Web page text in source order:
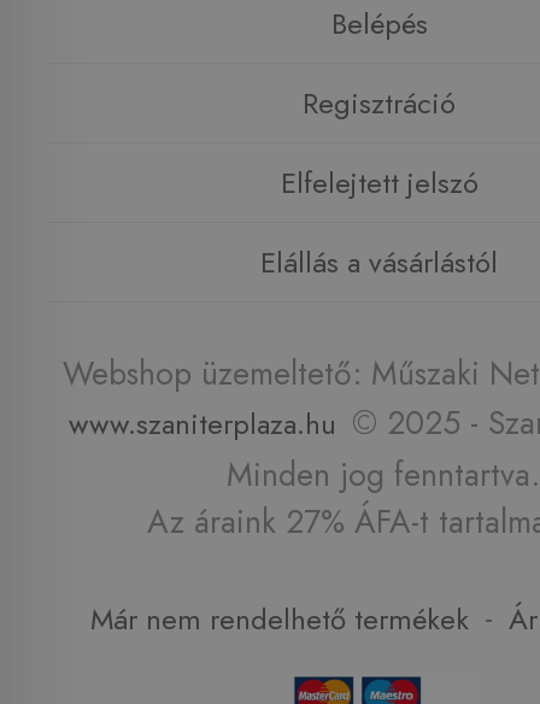
Belépés
Regisztráció
Elfelejtett jelszó
Elállás a vásárlástól
Webshop üzemeltető: Műszaki
www.szaniterplaza.hu © 2025 -
Minden jog fenntartva.
Az áraink 27% ÁFA-t
Már nem rendelhető termékek -